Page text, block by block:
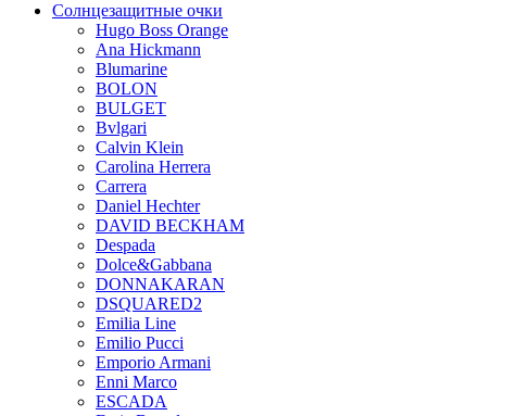
Солнцезащитные очки
Hugo Boss Orange
Ana Hickmann
Blumarine
BOLON
BULGET
Bvlgari
Calvin Klein
Carolina Herrera
Carrera
Daniel Hechter
DAVID BECKHAM
Despada
Dolce&Gabbana
DONNAKARAN
DSQUARED2
Emilia Line
Emilio Pucci
Emporio Armani
Enni Marco
ESCADA